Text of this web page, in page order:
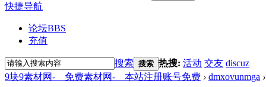
快捷导航
论坛BBS
充值
搜索 搜索 热搜: 活动 交友 discuz
9块9素材网-＿免费素材网-＿本站注册账号免费 › dmxovunmga ›